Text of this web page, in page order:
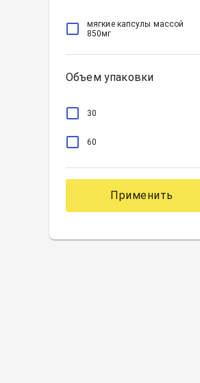
мягкие капсулы массой
850мг
Объем упаковки
30
60
Применить